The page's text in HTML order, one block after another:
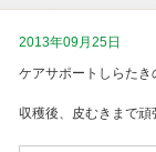
2013年09月25日
ケアサポートしらた
収穫後、皮むきまで頑